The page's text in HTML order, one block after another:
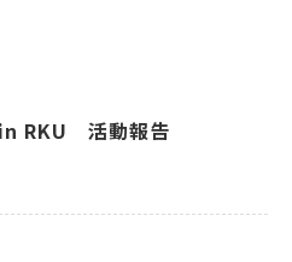
in RKU 活動報告